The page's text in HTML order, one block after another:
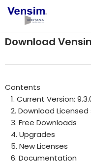
Lompat
ke
Download
Contents
1. Current Version:
2. Download
3. Free Downloads
4. Upgrades
5. New Licenses
6. Documentation